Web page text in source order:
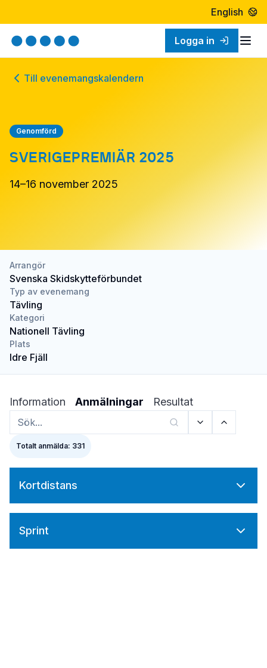
English
Logga in
Till evenemangskalendern
Genomförd
SVERIGEPREMIÄR 2025
14–16 november 2025
Arrangör
Svenska Skidskytteförbundet
Typ av evenemang
Tävling
Kategori
Nationell Tävling
Plats
Idre Fjäll
Information Anmälningar Resultat
Totalt anmälda: 331
Kortdistans
Sprint